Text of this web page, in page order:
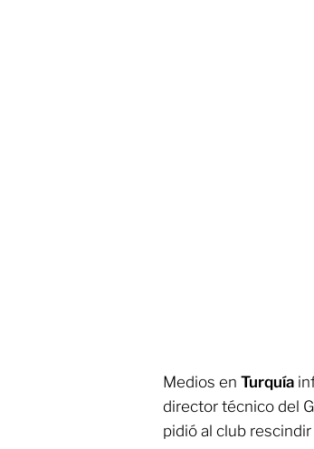
Medios en Turquía
director técnico del
pidió al club